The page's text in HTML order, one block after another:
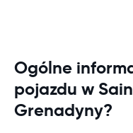
Ogólne
pojazdu w
Grenadyny?